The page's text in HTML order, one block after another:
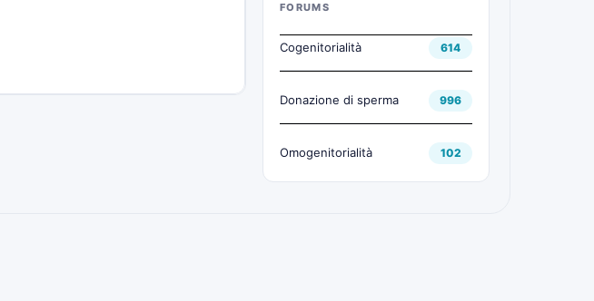
FORUMS
Cogenitorialità 614
Donazione di sperma 996
Omogenitorialità 102